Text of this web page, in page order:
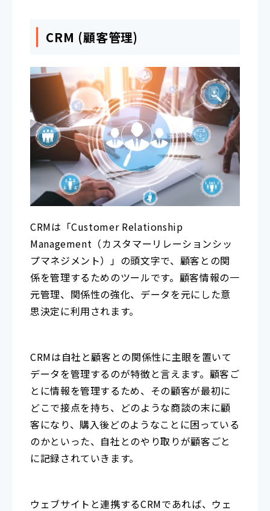
CRM (顧客管理)
CRMは「Customer Relationship
Management（カスタマーリレーションシッ
プマネジメント）」の頭文字で、顧客との関
係を管理するためのツールです。顧客情報の一
元管理、関係性の強化、データを元にした意
思決定に利用されます。
CRMは自社と顧客との関係性に主眼を置いて
データを管理するのが特徴と言えます。顧客ご
とに情報を管理するため、その顧客が最初に
どこで接点を持ち、どのような商談の末に顧
客になり、購入後どのようなことに困っている
のかといった、自社とのやり取りが顧客ごと
に記録されていきます。
ウェブサイトと連携するCRMであれば、ウェ